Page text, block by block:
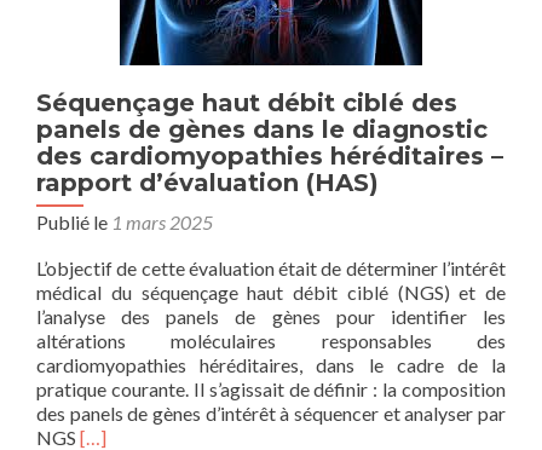
Séquençage haut débit ciblé des
panels de gènes dans le diagnostic
des cardiomyopathies héréditaires –
rapport d’évaluation (HAS)
Publié le 1 mars 2025
L’objectif de cette évaluation était de déterminer l’intérêt
médical du séquençage haut débit ciblé (NGS) et de
l’analyse des panels de gènes pour identifier les
altérations moléculaires responsables des
cardiomyopathies héréditaires, dans le cadre de la
pratique courante. Il s’agissait de définir : la composition
des panels de gènes d’intérêt à séquencer et analyser par
NGS En
[…]